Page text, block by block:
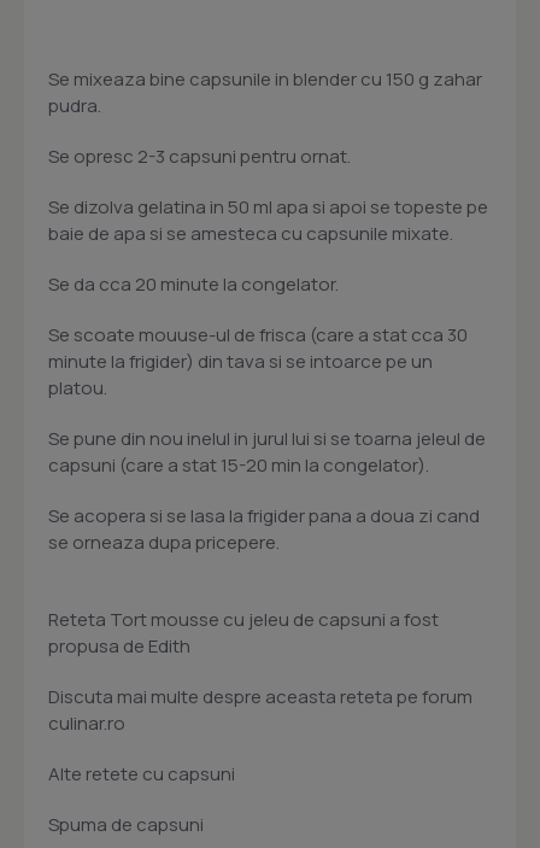
Se mixeaza bine capsunile in blender cu 150 g zahar
pudra.
Se opresc 2-3 capsuni pentru ornat.
Se dizolva gelatina in 50 ml apa si apoi se topeste pe
baie de apa si se amesteca cu capsunile mixate.
Se da cca 20 minute la congelator.
Se scoate mouuse-ul de frisca (care a stat cca 30
minute la frigider) din tava si se intoarce pe un
platou.
Se pune din nou inelul in jurul lui si se toarna jeleul de
capsuni (care a stat 15-20 min la congelator).
Se acopera si se lasa la frigider pana a doua zi cand
se orneaza dupa pricepere.
Reteta Tort mousse cu jeleu de capsuni a fost
propusa de Edith
Discuta mai multe despre aceasta reteta pe forum
culinar.ro
Alte retete cu capsuni
Spuma de capsuni